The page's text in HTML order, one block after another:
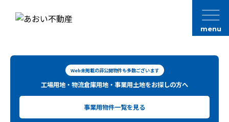
menu
Web未掲載の非公開物件も多数ございます
工場用地・物流倉庫用地・事業用土地をお探しの方へ
事業用物件一覧を見る